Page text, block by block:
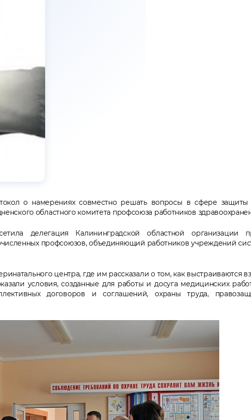
о намерениях совместно решать вопросы в сфере защиты
областного комитета профсоюза работников
делегация Калининградской областной организации
профсоюзов, объединяющий работников учреждений
центра, где им рассказали о том, как выстраиваются
условия, созданные для работы и досуга медицинских
договоров и соглашений, охраны труда,